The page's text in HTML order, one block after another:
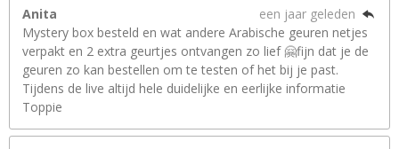
Anita
een jaar geleden
Mystery box besteld en wat andere Arabische geuren netjes
verpakt en 2 extra geurtjes ontvangen zo lief 🤗fijn dat je de
geuren zo kan bestellen om te testen of het bij je past.
Tijdens de live altijd hele duidelijke en eerlijke informatie
Toppie